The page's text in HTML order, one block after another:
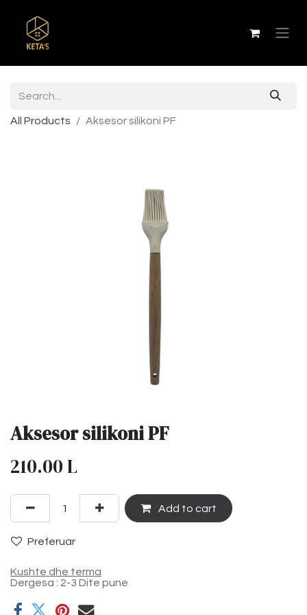
All Products Aksesor silikoni PF
Aksesor silikoni PF
210.00L
Add to cart
Preferuar
Kushte dhe terma
Dergesa : 2-3 Dite pune